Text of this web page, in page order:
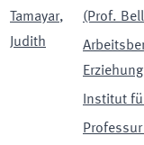
Tamayar,
Judith
(Prof.
Institut